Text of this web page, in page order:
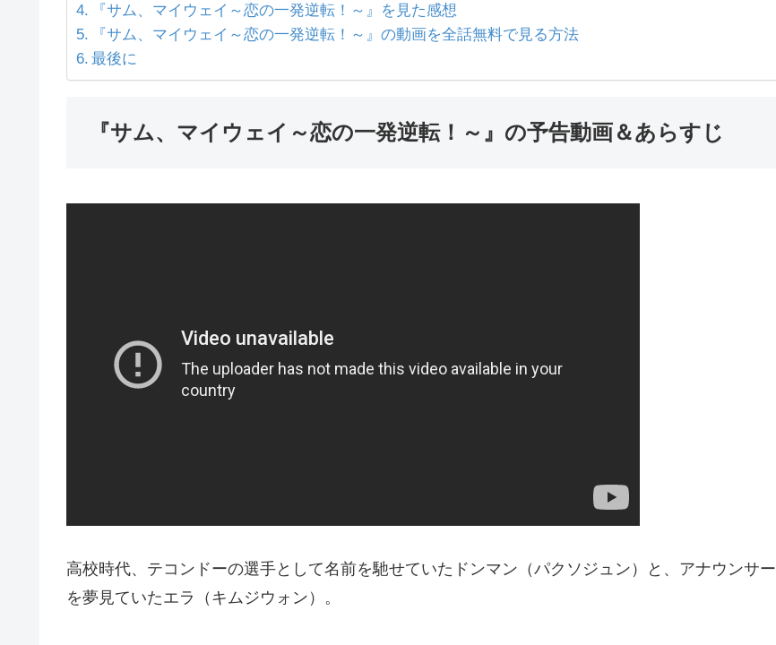
『サム、マイウェイ～恋の一発逆転！～』を見た感想
『サム、マイウェイ～恋の一発逆転！～』の動画を全話無料で見る方法
最後に
『サム、マイウェイ～恋の一発逆転！～』の予告動画＆あらすじ
高校時代、テコンドーの選手として名前を馳せていたドンマン（パクソジュン）と、アナウンサー
を夢見ていたエラ（キムジウォン）。